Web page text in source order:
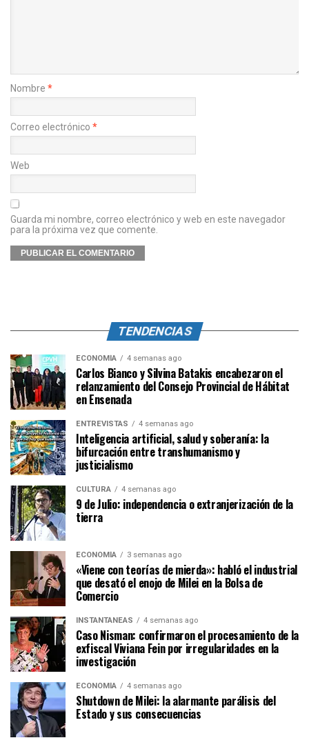
Nombre *
Correo electrónico *
Web
Guarda mi nombre, correo electrónico y web en este navegador
para la próxima vez que comente.
TENDENCIAS
ECONOMÍA 4 semanas ago
Carlos Bianco y Silvina Batakis encabezaron el
relanzamiento del Consejo Provincial de Hábitat
en Ensenada
ENTREVISTAS 4 semanas ago
Inteligencia artificial, salud y soberanía: la
bifurcación entre transhumanismo y
justicialismo
CULTURA 4 semanas ago
9 de Julio: independencia o extranjerización de la
tierra
ECONOMÍA 3 semanas ago
«Viene con teorías de mierda»: habló el industrial
que desató el enojo de Milei en la Bolsa de
Comercio
INSTANTÁNEAS 4 semanas ago
Caso Nisman: confirmaron el procesamiento de la
exfiscal Viviana Fein por irregularidades en la
investigación
ECONOMÍA 4 semanas ago
Shutdown de Milei: la alarmante parálisis del
Estado y sus consecuencias